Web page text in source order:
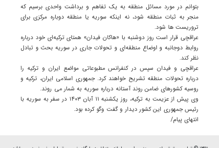
بتوانم در مورد مسائل منطقه به یک تفاهم و برداشت واحدی برسیم که
منجر به ثبات منطقه شود، نه اینکه سوریه یا منطقه دوباره مرکزی برای
تروریست ها شود.
عراقچی قرار است روز دوشنبه با «هاکان فیدان» همتای ترکیه‌ای خود درباره
روابط دوجانبه و اوضاع منطقه‌ای و تحولات جاری در سوریه بحث و تبادل
نظر کند.
عراقچی و فیدان سپس در کنفرانس مطبوعاتی مواضع ایران و ترکیه را
درباره تحولات منطقه تشریح خواهند کرد. جمهوری اسلامی ایران، ترکیه و
روسیه کشورهای ضامن روند آستانه درباره سوریه به شمار می روند.
وی پیش از عزیمت به ترکیه، روز یکشنبه ۱۱ آبان ۱۴۰۳ در سفر به سوریه با
رئیس جمهوری این کشور دیدار و گفت وگو کرده بود.
انتهای پیام/